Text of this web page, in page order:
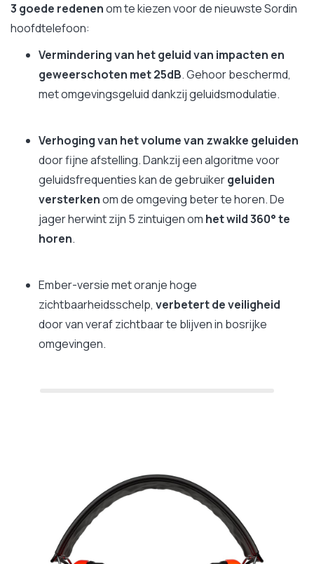
3 goede redenenom te kiezen voor de nieuwste Sordin
hoofdtelefoon:
Vermindering van het geluid van impacten en
geweerschoten met 25dB. Gehoor beschermd,
met omgevingsgeluid dankzij geluidsmodulatie.
Verhoging van het volume van zwakke geluiden
door fijne afstelling. Dankzij een algoritme voor
geluidsfrequenties kan de gebruikergeluiden
versterkenom de omgeving beter te horen. De
jager herwint zijn 5 zintuigen om het wild 360° te
horen.
Ember-versie met oranje hoge
zichtbaarheidsschelp, verbetert de veiligheid
door van veraf zichtbaar te blijven in bosrijke
omgevingen.